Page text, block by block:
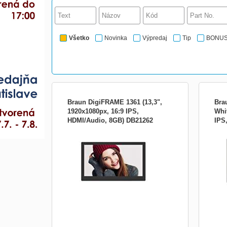
Všetko Novinka Výpredaj Tip
Braun DigiFRAME 1361 (13,3",
1920x1080px, 16:9 IPS,
HDMI/Audio, 8GB) DB21262